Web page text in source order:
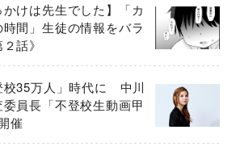
かけは先生でした】「カ
間」生徒の情報をバラ
話》
校35万人」時代に 中川
員長「不登校生動画甲
催